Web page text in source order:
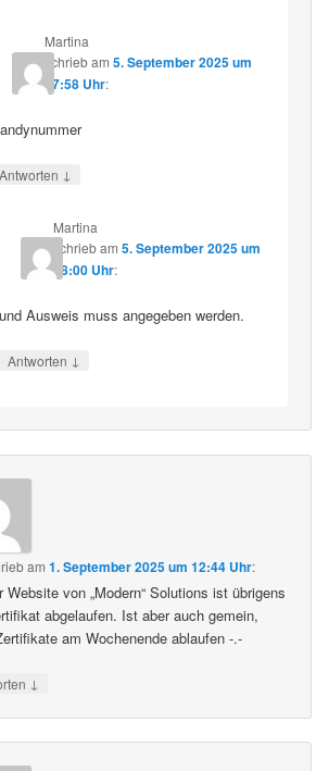
Martina
schriebam5. September 2025 um
17:58 Uhr:
Antworten ↓
Martina
schriebam 5. September 2025 um
18:00 Uhr:
und Ausweis muss angegeben werden.
Antworten ↓
am1. September 2025 um 12:44 Uhr:
Website von „Modern“ Solutions ist übrigens
abgelaufen. Ist aber auch gemein,
am Wochenende ablaufen -.-
↓